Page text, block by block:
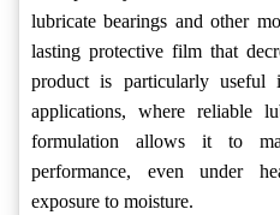
lubricate bearings and other
lasting protective film that
product is particularly useful
applications, where reliable
formulation allows it to
performance, even under
exposure to moisture.